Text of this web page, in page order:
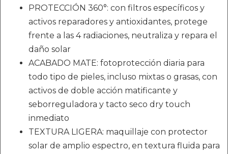
PROTECCIÓN 360°: con filtros específicos y
activos reparadores y antioxidantes, protege
frente a las 4 radiaciones, neutraliza y repara el
daño solar
ACABADO MATE: fotoprotección diaria para
todo tipo de pieles, incluso mixtas o grasas, con
activos de doble acción matificante y
seborreguladora y tacto seco dry touch
inmediato
TEXTURA LIGERA: maquillaje con protector
solar de amplio espectro, en textura fluida para